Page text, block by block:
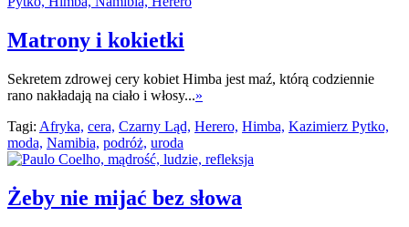
Matrony i kokietki
Sekretem zdrowej cery kobiet Himba jest maź, którą codziennie
rano nakładają na ciało i włosy...»
Tagi: Afryka, cera, Czarny Ląd, Herero, Himba, Kazimierz Pytko,
moda, Namibia, podróż, uroda
Żeby nie mijać bez słowa